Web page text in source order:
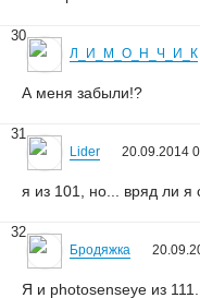
30
Л_И_М_О_Н_Ч_И_К
А меня забыли!?
31
Lider 20.09.2014
я из 101, но... вряд ли я
32
Бродяжка
Я и photosenseye из